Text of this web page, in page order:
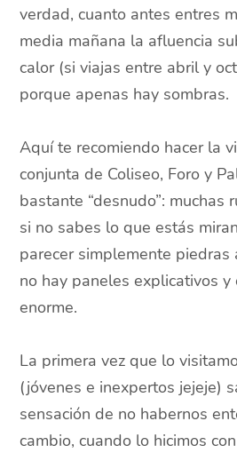
verdad, cuanto antes entres
media mañana la afluencia
calor (si viajas entre abril y
porque apenas hay sombras.
Aquí te recomiendo hacer la
conjunta de Coliseo, Foro y
bastante “desnudo”: muchas
si no sabes lo que estás
parecer simplemente piedras
no hay paneles explicativos y
enorme.
La primera vez que lo
(jóvenes e inexpertos jejeje)
sensación de no habernos
cambio, cuando lo hicimos